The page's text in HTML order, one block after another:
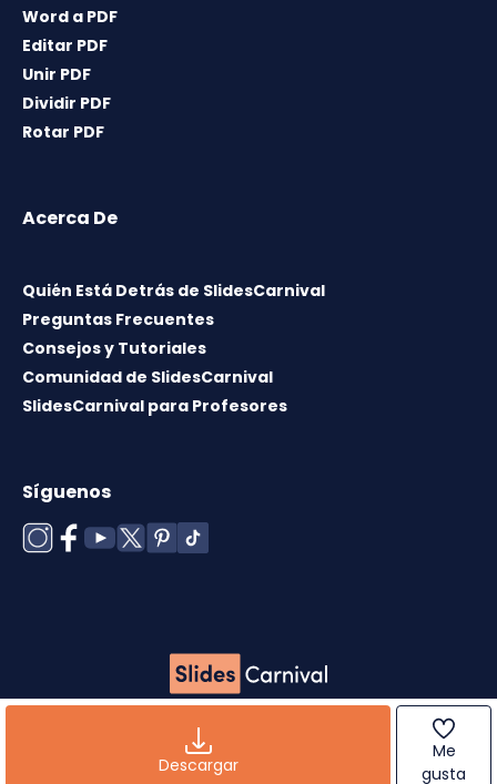
Descargar
Me
gusta
Word a PDF
Editar PDF
Unir PDF
Dividir PDF
Rotar PDF
Acerca De
Quién Está Detrás de SlidesCarnival
Preguntas Frecuentes
Consejos y Tutoriales
Comunidad de SlidesCarnival
SlidesCarnival para Profesores
Síguenos
Copyright © 2026 ·Término de uso·Licencia de
Política de cookies
privacidad